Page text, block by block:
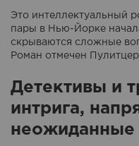
Это интеллектуальный
пары в Нью-Йорке
скрываются сложные
Роман отмечен
Детективы и
интрига,
неожиданные